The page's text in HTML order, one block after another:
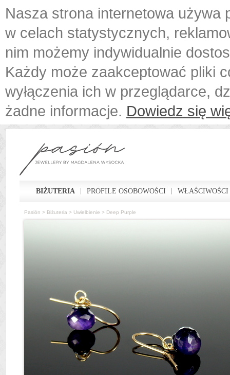
Nasza strona internetowa używa
w celach statystycznych,
nim możemy indywidualnie
Każdy może zaakceptować pliki
wyłączenia ich w przeglądarce,
żadne informacje. Dowiedz się
BIŻUTERIA PROFILE OSOBOWOŚCI
Pasión > Biżuteria > Uwielbienie > Deep Purple